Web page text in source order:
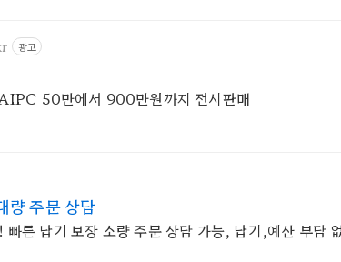
광고
창립41주년 30~50% 할인행사중 AIPC 50만에서 900만원까지 전시판매
량 주문 상담
른 납기 보장 소량 주문 상담 가능, 납기,예산 부담